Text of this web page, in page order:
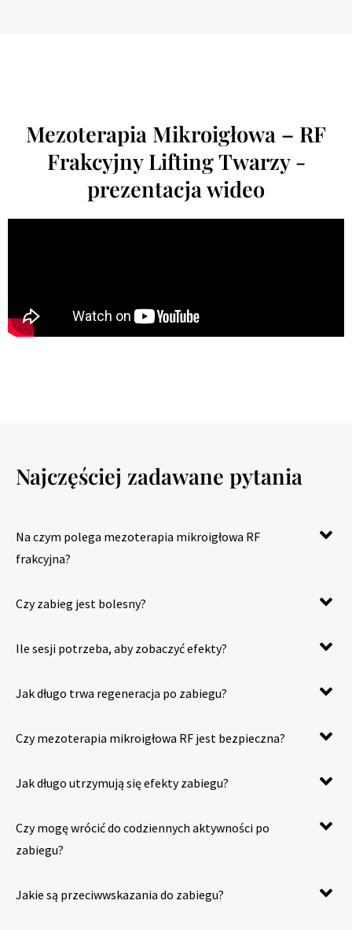
Mezoterapia Mikroigłowa – RF
Frakcyjny Lifting Twarzy -
prezentacja wideo
Najczęściej zadawane pytania
Na czym polega mezoterapia mikroigłowa RF
frakcyjna?
Czy zabieg jest bolesny?
Ile sesji potrzeba, aby zobaczyć efekty?
Jak długo trwa regeneracja po zabiegu?
Czy mezoterapia mikroigłowa RF jest bezpieczna?
Jak długo utrzymują się efekty zabiegu?
Czy mogę wrócić do codziennych aktywności po
zabiegu?
Jakie są przeciwwskazania do zabiegu?